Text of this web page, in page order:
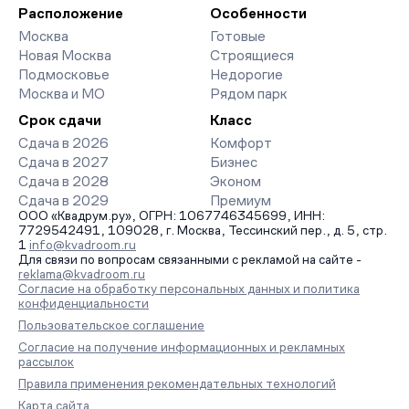
организует просмотр и поможет одобрить ипотеку по
минимальной ставке. Чтобы зафиксировать цену, оставьте
заявку на обратный звонок.
Расположение
Москва
Новая Москва
Подмосковье
Москва и МО
Особенности
Готовые
Строящиеся
Недорогие
Рядом парк
Срок сдачи
Сдача в 2026
Сдача в 2027
Сдача в 2028
Сдача в 2029
Класс
Комфорт
Бизнес
Эконом
Премиум
ООО «Квадрум.ру», ОГРН: 1067746345699, ИНН:
7729542491, 109028, г. Москва, Тессинский пер., д. 5, стр.
1 info@kvadroom.ru
Для связи по вопросам связанными с рекламой на сайте -
reklama@kvadroom.ru
Согласие на обработку персональных данных и политика
конфиденциальности
Пользовательское соглашение
Согласие на получение информационных и рекламных
рассылок
Правила применения рекомендательных технологий
Карта сайта